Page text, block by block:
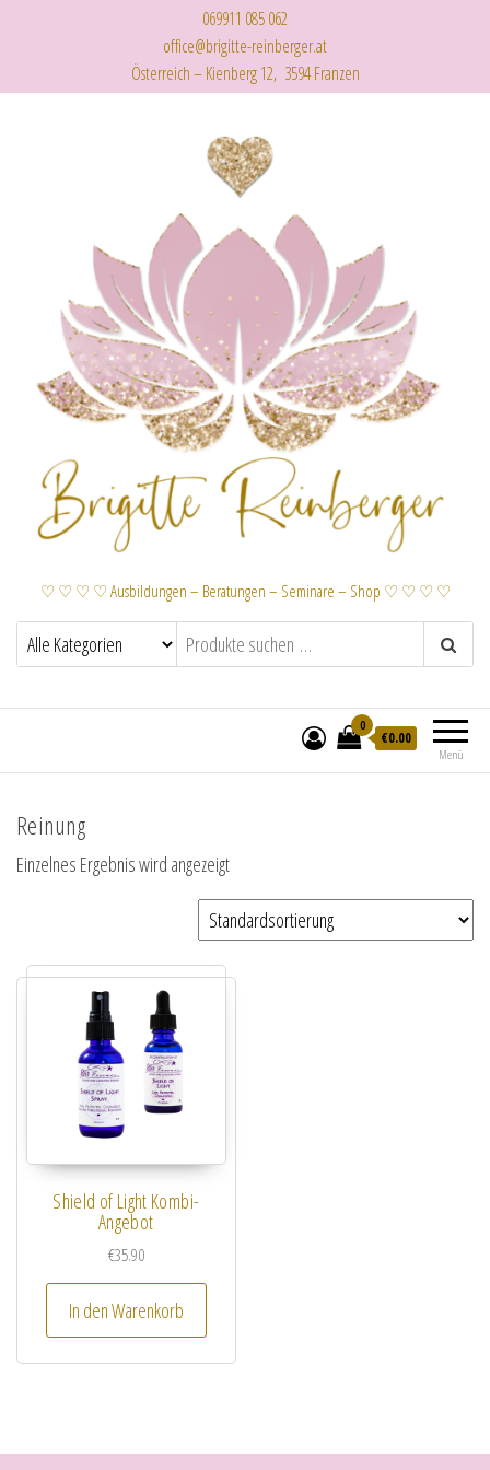
069911 085 062
office@brigitte-reinberger.at
Österreich – Kienberg 12, 3594 Franzen
♡ ♡ ♡ ♡ Ausbildungen – Beratungen – Seminare – Shop ♡ ♡ ♡ ♡
Menü
0
€0.00
Reinung
Einzelnes Ergebnis wird angezeigt
Shield of Light Kombi-
Angebot
€35.90
In den Warenkorb